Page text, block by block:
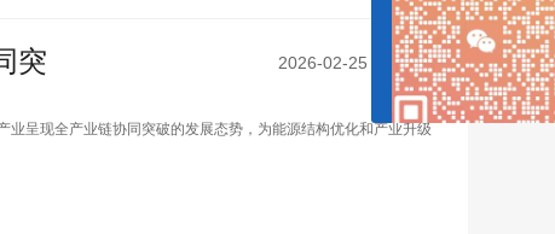
突 2026-02-25 10:12:15
呈现全产业链协同突破的发展态势，为能源结构优化和产业升级